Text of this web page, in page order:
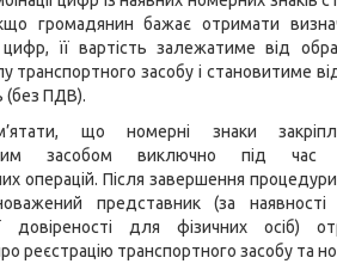
громадянин бажає отримати
цифр, її вартість залежатиме від
транспортного засобу і становитиме
(без ПДВ).
що номерні знаки
засобом виключно під час
операцій. Після завершення
представник (за наявності
довіреності для фізичних осіб)
реєстрацію транспортного засобу та